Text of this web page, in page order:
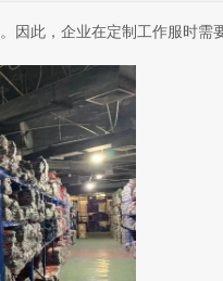
此，企业在定制工作服时需